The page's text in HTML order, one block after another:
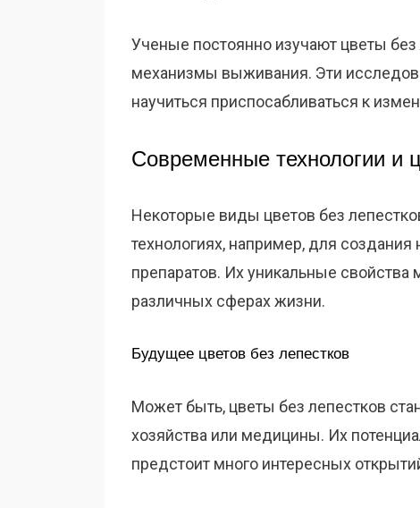
Ученые постоянно изучают цветы
механизмы выживания. Эти
научиться приспосабливаться к
Современные технологии и
Некоторые виды цветов без
технологиях, например, для
препаратов. Их уникальные
различных сферах жизни.
Будущее цветов без лепестков
Может быть, цветы без лепестков
хозяйства или медицины. Их
предстоит много интересных